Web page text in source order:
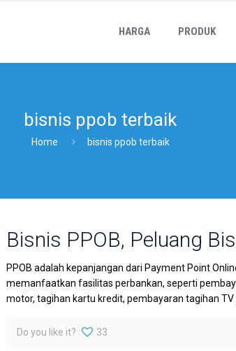
HARGA PRODUK
bisnis ppob terbaik
Home bisnis ppob terbaik
Bisnis PPOB, Peluang
PPOB adalah kepanjangan dari Payment Point
memanfaatkan fasilitas perbankan, seperti
motor, tagihan kartu kredit, pembayaran tagihan TV
Do you like it? 33